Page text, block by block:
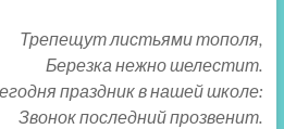
Трепещут листьями тополя,
Березка нежно шелестит.
праздник в нашей школе:
Звонок последний прозвенит.